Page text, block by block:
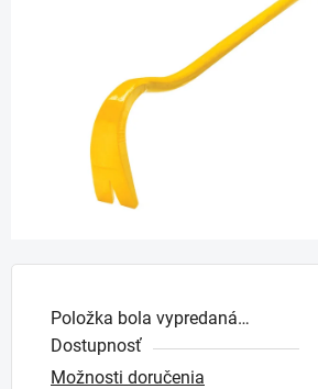
Položka bola vypredaná…
Dostupnosť
Možnosti doručenia